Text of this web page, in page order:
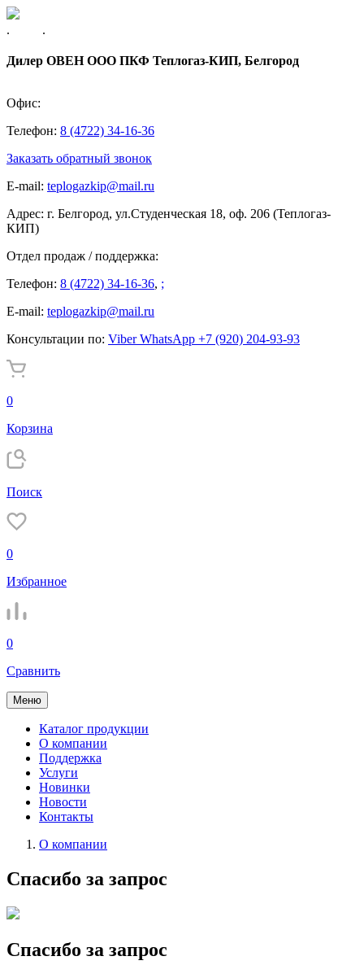
. .
Дилер ОВЕН ООО ПКФ Теплогаз-КИП, Белгород
Офис:
Телефон: 8 (4722) 34-16-36
Заказать обратный звонок
E-mail: teplogazkip@mail.ru
Адрес: г. Белгород, ул.Студенческая 18, оф. 206 (Теплогаз-
КИП)
Отдел продаж / поддержка:
Телефон: 8 (4722) 34-16-36, ;
E-mail: teplogazkip@mail.ru
Консультации по: ViberWhatsApp +7 (920) 204-93-93
0
Корзина
Поиск
0
Избранное
0
Сравнить
Меню
Каталог продукции
О компании
Поддержка
Услуги
Новинки
Новости
Контакты
О компании
Спасибо за запрос
Спасибо за запрос